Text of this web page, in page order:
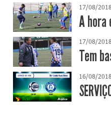
17/08/2018
A hora
17/08/2018
Tem
16/08/2018